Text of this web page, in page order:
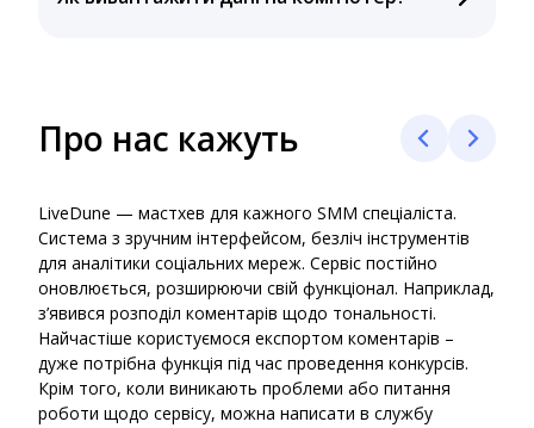
самотужки забирає якнайменше 8 годин часу.
Про нас кажуть
LiveDune — мастхев для кажного SMM спеціаліста.
Система з зручним інтерфейсом, безліч інструментів
для аналітики соціальних мереж. Сервіс постійно
оновлюється, розширюючи свій функціонал. Наприклад,
з’явився розподіл коментарів щодо тональності.
Найчастіше користуємося експортом коментарів –
дуже потрібна функція під час проведення конкурсів.
Крім того, коли виникають проблеми або питання
роботи щодо сервісу, можна написати в службу